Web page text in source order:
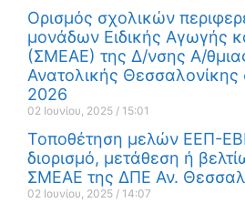
Ορισμός σχολικών
μονάδων Ειδικής Αγωγής
(ΣΜΕΑΕ) της Δ/νσης Α/
Ανατολικής
2026
02 Ιουνίου, 2025 15:01
Τοποθέτηση μελών ΕΕΠ-
διορισμό, μετάθεση ή
ΣΜΕΑΕ της ΔΠΕ Αν.
02 Ιουνίου, 2025 14:07